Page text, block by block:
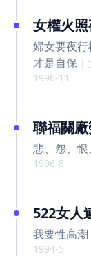
女權火
婦女要夜
才是自保 |
1996-11
聯福關
悲、怨、
1996-8
522女人
我要性高
1994-5